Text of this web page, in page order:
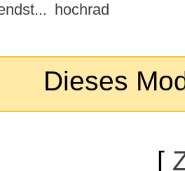
hochrad
Dieses
[